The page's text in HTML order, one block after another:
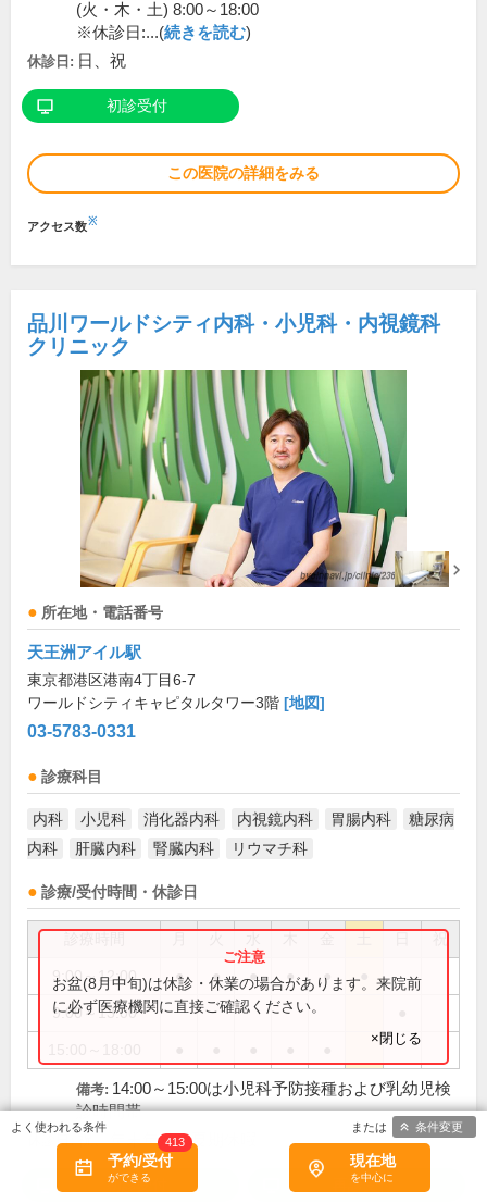
(火・木・土) 8:00～18:00
※休診日:...(続きを読む)
休診日: 日、祝
初診受付
この医院の詳細をみる
アクセス数※
品川ワールドシティ内科・小児科・内視鏡科
クリニック
所在地・電話番号
天王洲アイル駅
東京都港区港南4丁目6-7
ワールドシティキャピタルタワー3階 [地図]
03-5783-0331
診療科目
内科 小児科 消化器内科 内視鏡内科 胃腸内科
糖尿病
内科
肝臓内科 腎臓内科 リウマチ科
診療/受付時間・休診日
祝
9:00～12:00 ● ● ● ● ●
9:00～13:00
お盆(8月中旬)は休診・休業の場合があります。来院前
に必ず医療機関に直接ご確認ください。
×閉じる
備考: 14:00～15:00は小児科予防接種および乳幼児検
診時間帯
休診日: 祝、年末年始、夏期休暇
初診受付 再診受付
予約/受付
413
現在地
条件変更